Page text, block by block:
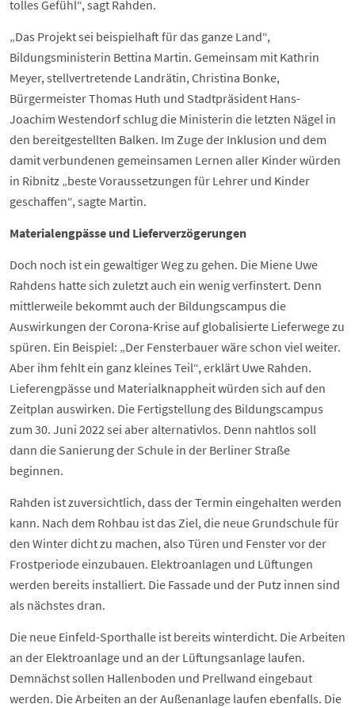
tolles Gefühl“, sagt Rahden.
„Das Projekt sei beispielhaft für das ganze Land“,
Bildungsministerin Bettina Martin. Gemeinsam mit Kathrin
Meyer, stellvertretende Landrätin, Christina Bonke,
Bürgermeister Thomas Huth und Stadtpräsident Hans-
Joachim Westendorf schlug die Ministerin die letzten Nägel in
den bereitgestellten Balken. Im Zuge der Inklusion und dem
damit verbundenen gemeinsamen Lernen aller Kinder würden
in Ribnitz „beste Voraussetzungen für Lehrer und Kinder
geschaffen“, sagte Martin.
Materialengpässe und Lieferverzögerungen
Doch noch ist ein gewaltiger Weg zu gehen. Die Miene Uwe
Rahdens hatte sich zuletzt auch ein wenig verfinstert. Denn
mittlerweile bekommt auch der Bildungscampus die
Auswirkungen der Corona-Krise auf globalisierte Lieferwege zu
spüren. Ein Beispiel: „Der Fensterbauer wäre schon viel weiter.
Aber ihm fehlt ein ganz kleines Teil“, erklärt Uwe Rahden.
Lieferengpässe und Materialknappheit würden sich auf den
Zeitplan auswirken. Die Fertigstellung des Bildungscampus
zum 30. Juni 2022 sei aber alternativlos. Denn nahtlos soll
dann die Sanierung der Schule in der Berliner Straße
beginnen.
Rahden ist zuversichtlich, dass der Termin eingehalten werden
kann. Nach dem Rohbau ist das Ziel, die neue Grundschule für
den Winter dicht zu machen, also Türen und Fenster vor der
Frostperiode einzubauen. Elektroanlagen und Lüftungen
werden bereits installiert. Die Fassade und der Putz innen sind
als nächstes dran.
Die neue Einfeld-Sporthalle ist bereits winterdicht. Die Arbeiten
an der Elektroanlage und an der Lüftungsanlage laufen.
Demnächst sollen Hallenboden und Prellwand eingebaut
werden. Die Arbeiten an der Außenanlage laufen ebenfalls. Die